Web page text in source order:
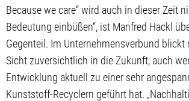
Because we care“ wird auch in dieser Zeit
Bedeutung einbüßen“, ist Manfred Hackl
Gegenteil. Im Unternehmensverbund blickt
Sicht zuversichtlich in die Zukunft, auch
Entwicklung aktuell zu einer sehr
Kunststoff-Recyclern geführt hat.